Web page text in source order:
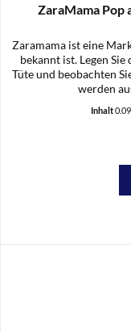
ZaraMama Pop
Zaramama ist eine
bekannt ist. Legen
Tüte und beobachten
werden
Inhalt